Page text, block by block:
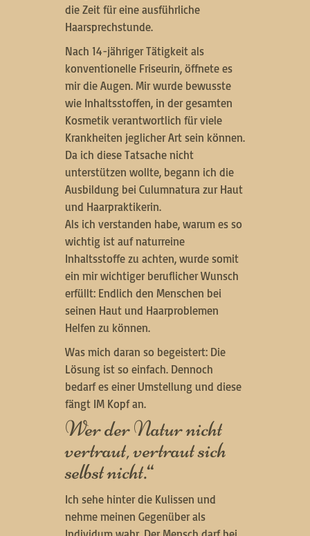
die Zeit für eine ausführliche
Haarsprechstunde.
Nach 14-jähriger Tätigkeit als
konventionelle Friseurin, öffnete es
mir die Augen. Mir wurde bewusste
wie Inhaltsstoffen, in der gesamten
Kosmetik verantwortlich für viele
Krankheiten jeglicher Art sein können.
Da ich diese Tatsache nicht
unterstützen wollte, begann ich die
Ausbildung bei Culumnatura zur Haut
und Haarpraktikerin.
Als ich verstanden habe, warum es so
wichtig ist auf naturreine
Inhaltsstoffe zu achten, wurde somit
ein mir wichtiger beruflicher Wunsch
erfüllt: Endlich den Menschen bei
seinen Haut und Haarproblemen
Helfen zu können.
Was mich daran so begeistert: Die
Lösung ist so einfach. Dennoch
bedarf es einer Umstellung und diese
fängt IM Kopf an.
Wer der Natur nicht
vertraut, vertraut sich
selbst nicht.“
Ich sehe hinter die Kulissen und
nehme meinen Gegenüber als